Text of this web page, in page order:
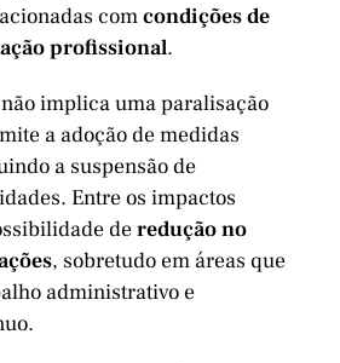
comcondições de
profissional.
implica uma paralisação
a adoção de medidas
a suspensão de
Entre os impactos
deredução no
, sobretudo em áreas que
administrativo e